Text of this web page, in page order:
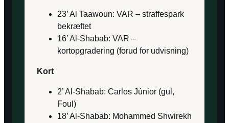
23’ Al Taawoun: VAR – straffespark
bekræftet
16’ Al-Shabab: VAR –
kortopgradering (forud for udvisning)
Kort
2’ Al-Shabab: Carlos Júnior (gul,
Foul)
18’ Al-Shabab: Mohammed Shwirekh